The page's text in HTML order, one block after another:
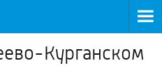
Курганском